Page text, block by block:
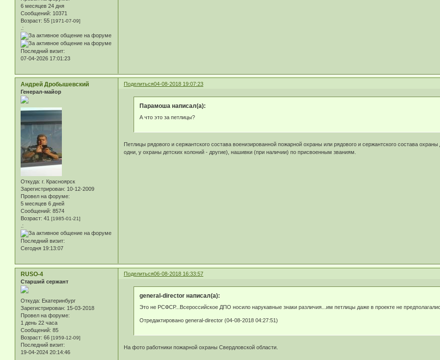
6 месяцев 24 дня
Сообщений: 10371
Возраст: 55 [1971-07-09]
.:
Последний визит:
07-04-2026 17:01:23
Поделиться04-08-2018 19:07:23
Андрей Дробышевский
Генерал-майор
Откуда: г. Красноярск
Зарегистрирован: 10-12-2009
Провел на форуме:
5 месяцев 6 дней
Сообщений: 8574
Возраст: 41 [1985-01-21]
.:
Последний визит:
Сегодня 19:13:07
Парамоша написал(а):
А что это за петлицы?
Петлицы рядового и сержантского состава военизированной пожарной охраны или рядового и сержантского состава
одни, у охраны детских колоний - другие), нашивки (при наличии) по присвоенным званиям.
Поделиться06-08-2018 16:33:57
RUSO-4
Старший сержант
Откуда: Екатеринбург
Зарегистрирован: 15-03-2018
Провел на форуме:
1 день 22 часа
Сообщений: 85
Возраст: 66 [1959-12-09]
Последний визит:
19-04-2024 20:14:46
general-director написал(а):
Это не РСФСР...Всероссийское ДПО носило нарукавные знаки различия...им петлицы даже в проекте не
Отредактировано general-director (04-08-2018 04:27:51)
На фото работники пожарной охраны Свердловской области.